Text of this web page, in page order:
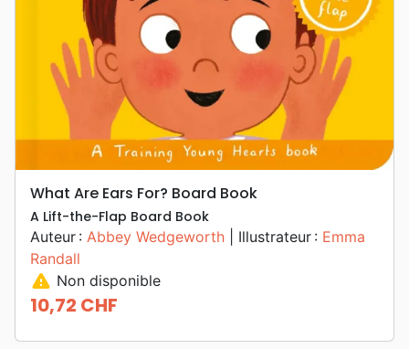
What Are Ears For? Board Book
A Lift-the-Flap Board Book
Auteur : Abbey Wedgeworth | Illustrateur : Emma
Randall
warning Non disponible
Prix
10,72 CHF